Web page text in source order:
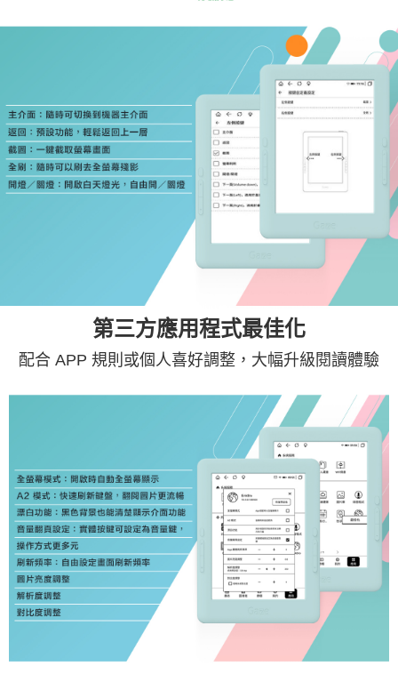
第三方應用程式最佳化
配合 APP 規則或個人喜好調整，大幅升級閱讀體驗